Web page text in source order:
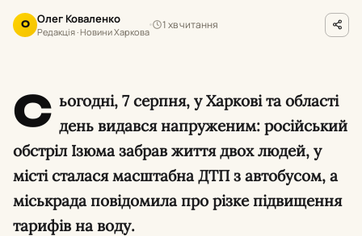
О Олег Коваленко
Редакція · Новини Харкова
1 хв читання
С ьогодні, 7 серпня, у Харкові та області
день видався напруженим: російський
обстріл Ізюма забрав життя двох людей, у
місті сталася масштабна ДТП з автобусом, а
міськрада повідомила про різке підвищення
тарифів на воду.